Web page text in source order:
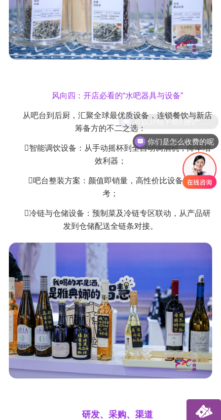
风向四：开店必看的“水吧器具与设备”
从吧台到后厨，汇聚全球最优质设备，连锁餐饮与新店
筹备方的不二之选：
智能调饮设备：从手动摇杯到全自动调酒机，降本增
效利器；
吧台整装方案：颜值即销量，高性价比设备选型参
考；
冷链与仓储设备：预制菜及冷链专区联动，从产品研
发到仓储配送全链条对接。
研发、采购、渠道
你们是怎么收费的呢